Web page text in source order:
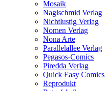
Mosaik
Naglschmid Verlag
Nichtlustig Verlag
Nomen Verlag
Nona Arte
Parallelallee Verlag
Pegasos-Comics
Piredda Verlag
Quick Easy Comics
Reprodukt